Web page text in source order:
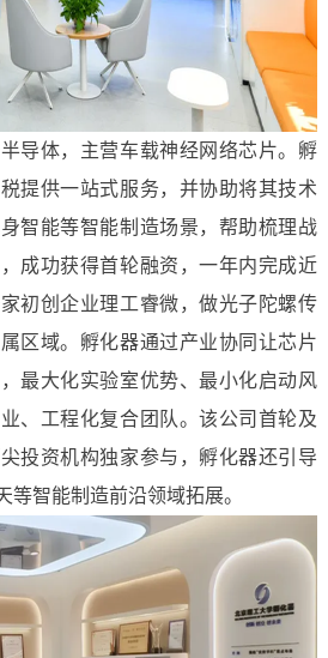
体，主营车载神经网络芯片。孵
提供一站式服务，并协助将其技术
智能等智能制造场景，帮助梳理战
成功获得首轮融资，一年内完成近
初创企业理工睿微，做光子陀螺传
区域。孵化器通过产业协同让芯片
最大化实验室优势、最小化启动风
、工程化复合团队。该公司首轮及
投资机构独家参与，孵化器还引导
等智能制造前沿领域拓展。